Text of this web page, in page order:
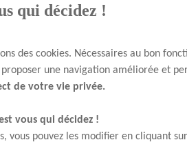
qui décidez !
des cookies. Nécessaires au bon
une navigation améliorée et
de votre vie privée.
vous qui décidez !​
vous pouvez les modifier en cliquant